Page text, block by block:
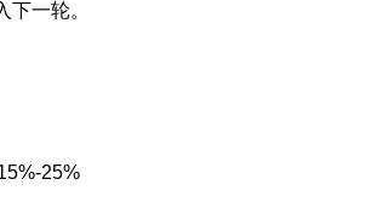
一轮。
25%